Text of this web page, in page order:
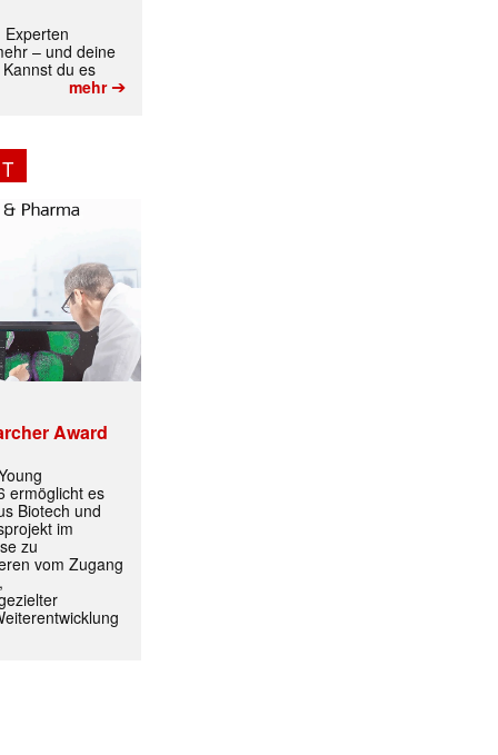
Experten
– und deine
du es
mehr➔
Award
ermöglicht es
Biotech und
im
zu
vom Zugang